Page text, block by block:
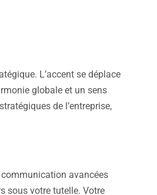
L’accent se déplace
globale et un sens
de l’entreprise,
avancées
sous votre tutelle. Votre